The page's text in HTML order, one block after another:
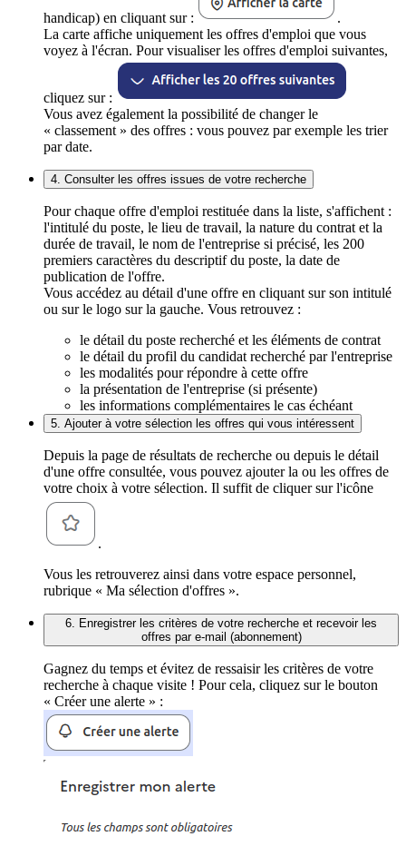
handicap) en cliquant sur :
.
La carte affiche uniquement les offres d'emploi que vous
voyez à l'écran. Pour visualiser les offres d'emploi suivantes,
cliquez sur :
Vous avez également la possibilité de changer le
« classement » des offres : vous pouvez par exemple les trier
par date.
4. Consulter les offres issues de votre recherche
Pour chaque offre d'emploi restituée dans la liste, s'affichent :
l'intitulé du poste, le lieu de travail, la nature du contrat et la
durée de travail, le nom de l'entreprise si précisé, les 200
premiers caractères du descriptif du poste, la date de
publication de l'offre.
Vous accédez au détail d'une offre en cliquant sur son intitulé
ou sur le logo sur la gauche. Vous retrouvez :
le détail du poste recherché et les éléments de contrat
le détail du profil du candidat recherché par l'entreprise
les modalités pour répondre à cette offre
la présentation de l'entreprise (si présente)
les informations complémentaires le cas échéant
5. Ajouter à votre sélection les offres qui vous intéressent
Depuis la page de résultats de recherche ou depuis le détail
d'une offre consultée, vous pouvez ajouter la ou les offres de
votre choix à votre sélection. Il suffit de cliquer sur l'icône
.
Vous les retrouverez ainsi dans votre espace personnel,
rubrique « Ma sélection d'offres ».
6. Enregistrer les critères de votre recherche et recevoir les
offres par e-mail (abonnement)
Gagnez du temps et évitez de ressaisir les critères de votre
recherche à chaque visite ! Pour cela, cliquez sur le bouton
« Créer une alerte » :